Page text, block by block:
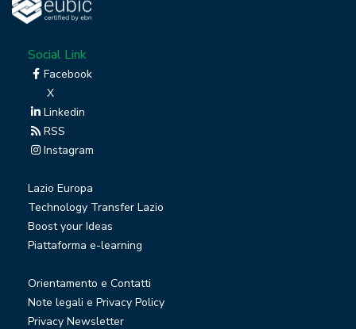
Social Link
Facebook
X
Linkedin
RSS
Instagram
Lazio Europa
Technology Transfer Lazio
Boost your Ideas
Piattaforma e-learning
Orientamento e Contatti
Note legali e Privacy Policy
Privacy Newsletter